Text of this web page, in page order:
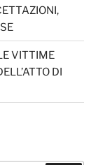
VITTIME
DI